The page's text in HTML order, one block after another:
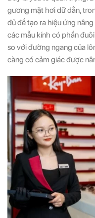
gương mặt hơi dữ dằn,
đủ để tạo ra hiệu ứng
các mẫu kính có phần
so với đường ngang của
càng có cảm giác được